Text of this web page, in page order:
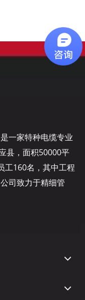
一家特种电缆专业
县，面积50000平
工160名，其中工程
司致力于精细管